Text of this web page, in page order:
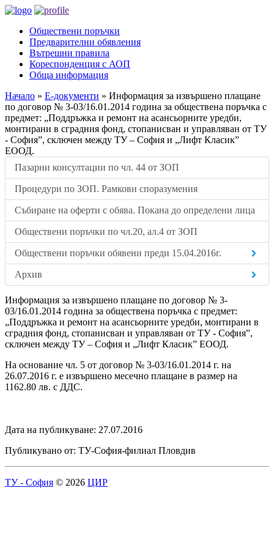
Обществени поръчки
Предварителни обявления
Вътрешни правила
Кореспонденция с АОП
Обща информация
Начало » Е-документи » Информация за извършено плащане
по договор № 3-03/16.01.2014 година за обществена поръчка с
предмет: „Поддръжка и ремонт на асансьорните уредби,
монтирани в сградния фонд, стопанисван и управляван от ТУ
- София”, сключен между ТУ – София и „Лифт Класик”
ЕООД.
Пазарни консултации по чл. 44 от ЗОП
Процедури по ЗОП. Рамкови споразумения
Събиране на оферти с обява. Покана до определени лица
Обществени поръчки по чл.20, ал.4 от ЗОП
Обществени поръчки обявени преди 15.04.2016г.
Архив
Информация за извършено плащане по договор № 3-
03/16.01.2014 година за обществена поръчка с предмет:
„Поддръжка и ремонт на асансьорните уредби, монтирани в
сградния фонд, стопанисван и управляван от ТУ - София”,
сключен между ТУ – София и „Лифт Класик” ЕООД.
На основание чл. 5 от договор № 3-03/16.01.2014 г. на
26.07.2016 г. е извършено месечно плащане в размер на
1162.80 лв. с ДДС.
Дата на публикуване: 27.07.2016
Публикувано от: ТУ-София-филиал Пловдив
ТУ - София © 2026 ЦИР